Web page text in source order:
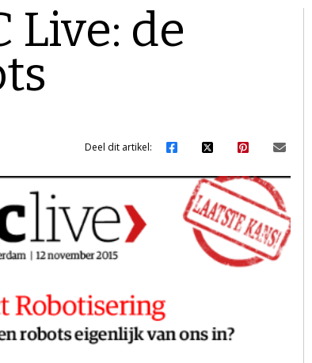
Live: de
Deel dit artikel: